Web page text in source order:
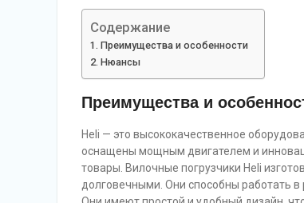
Содержание
Преимущества и особенности
Нюансы
Преимущества и
Heli — это высококачественное
оснащены мощным двигателем и
товары. Вилочные погрузчики Heli
долговечными. Они способны работать в